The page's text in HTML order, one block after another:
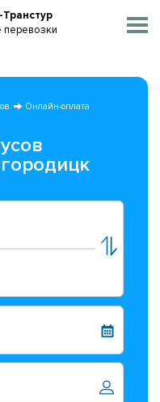
перевозки
Онлайн-оплата